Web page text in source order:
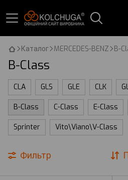
Каталог MERCEDES-BENZ B-
B-Class
CLA GLS GLE CLK
B-Class C-Class E-Class
Sprinter Vito\Viano\V-Class
Фильтр